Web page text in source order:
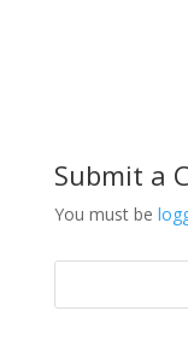
Submit a
You must be